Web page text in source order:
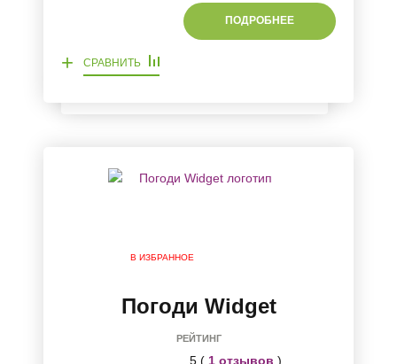
ПОДРОБНЕЕ
+ СРАВНИТЬ
В ИЗБРАННОЕ
Погоди Widget
РЕЙТИНГ
5 ( 1 отзывов )